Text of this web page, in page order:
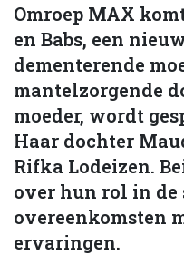
Omroep MAX
en Babs, een
dementerende
mantelzorgende
moeder, wordt
Haar dochter
Rifka Lodeizen.
over hun rol in de
overeenkomsten
ervaringen.